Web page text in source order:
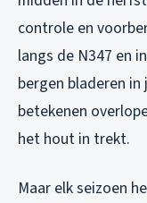
controle en
langs de N347 en
bergen bladeren
betekenen
het hout in trekt.
Maar elk seizoen